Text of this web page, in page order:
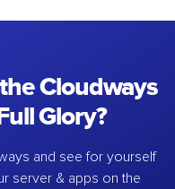
Cloudways
Glory?
and see for yourself
server & apps on the